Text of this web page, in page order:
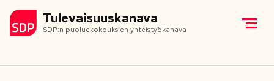
Tulevaisuuskanava
SDP:n puoluekokouksien yhteistyökanava